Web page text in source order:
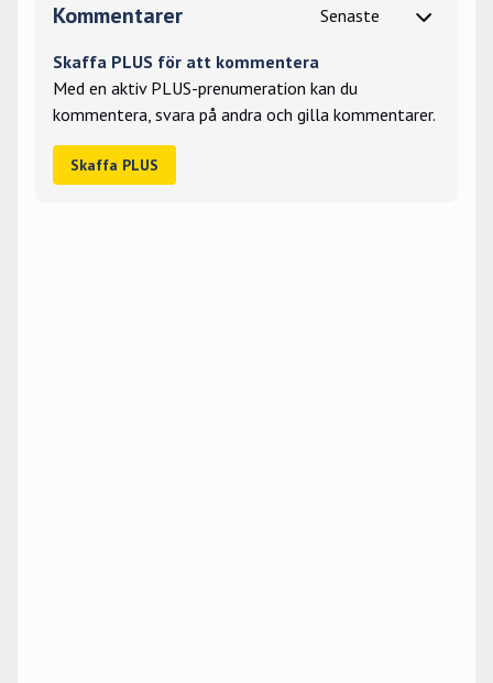
Kommentarer
Skaffa PLUS för att kommentera
Med en aktiv PLUS-prenumeration kan du
kommentera, svara på andra och gilla kommentarer.
Skaffa PLUS